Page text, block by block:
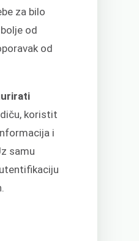
za bilo
od
od
koristit
i
samu